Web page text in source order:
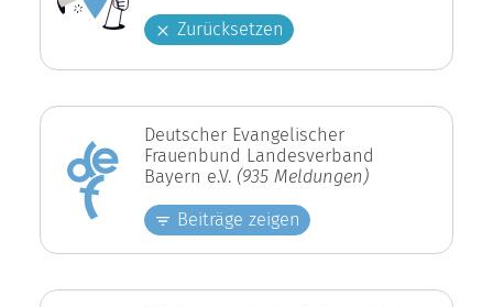
Zurücksetzen
Deutscher Evangelischer
Frauenbund Landesverband
Bayern e.V. (935 Meldungen)
Beiträge zeigen